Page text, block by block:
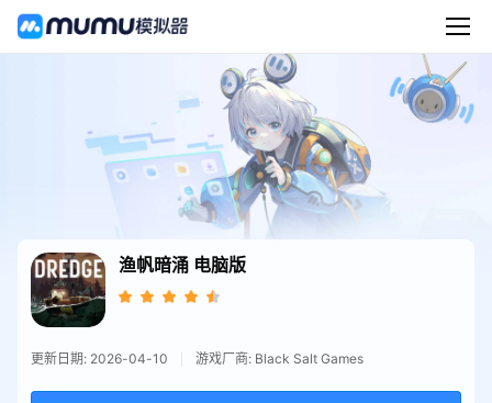
渔帆暗涌 电脑版
更新日期: 2026-04-10 游戏厂商: Black Salt Games